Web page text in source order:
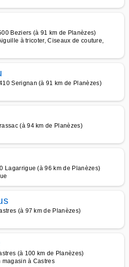
Beziers (à 91 km de Planèzes)
à tricoter, Ciseaux de couture,
Serignan (à 91 km de Planèzes)
(à 94 km de Planèzes)
Lagarrigue (à 96 km de Planèzes)
(à 97 km de Planèzes)
(à 100 km de Planèzes)
magasin à Castres